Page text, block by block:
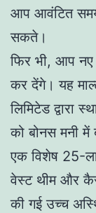
आप आवंटित
सकते।
फिर भी, आप
कर देंगे। यह
लिमिटेड द्वारा
को बोनस मनी
एक विशेष 25-
वेस्ट थीम और
की गई उच्च